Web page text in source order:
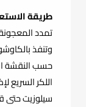
طريقة
تمدد
وتنفذ
حسب النقشة
اللكر السريع
سيلوزيت